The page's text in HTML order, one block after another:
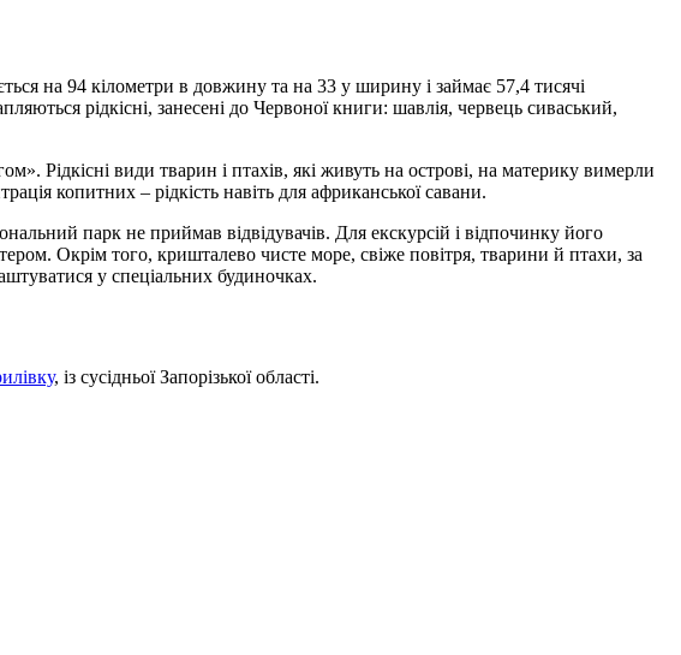
на 94 кілометри в довжину та на 33 у ширину і займає 57,4 тисячі
рідкісні, занесені до Червоної книги: шавлія, червець сиваський,
Рідкісні види тварин і птахів, які живуть на острові, на материку вимерли
копитних – рідкість навіть для африканської савани.
парк не приймав відвідувачів. Для екскурсій і відпочинку його
Окрім того, кришталево чисте море, свіже повітря, тварини й птахи, за
у спеціальних будиночках.
, із сусідньої Запорізької області.